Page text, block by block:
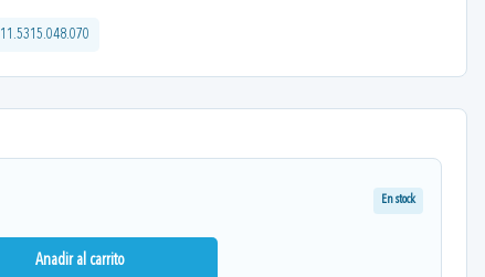
11.5315.048.070
En stock
Anadir al carrito